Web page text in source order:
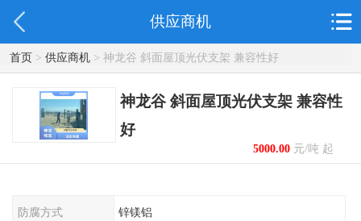
供应商机
首页> 供应商机> 神龙谷 斜面屋顶光伏支架 兼容性好
神龙谷 斜面屋顶光伏支架 兼容性
好
5000.00元/吨 起
防腐方式 锌镁铝